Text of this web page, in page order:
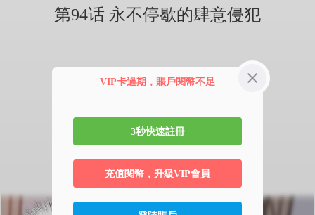
第94话 永不停歇的肆意侵犯
VIP卡過期，賬戶閱幣不足
3秒快速註冊
充值閱幣，升級VIP會員